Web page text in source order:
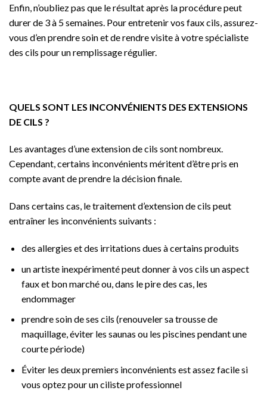
Enfin, n’oubliez pas que le résultat après la procédure peut
durer de 3 à 5 semaines. Pour entretenir vos faux cils, assurez-
vous d’en prendre soin et de rendre visite à votre spécialiste
des cils pour un remplissage régulier.
QUELS SONT LES INCONVÉNIENTS DES EXTENSIONS
DE CILS ?
Les avantages d’une extension de cils sont nombreux.
Cependant, certains inconvénients méritent d’être pris en
compte avant de prendre la décision finale.
Dans certains cas, le traitement d’extension de cils peut
entraîner les inconvénients suivants :
des allergies et des irritations dues à certains produits
un artiste inexpérimenté peut donner à vos cils un aspect
faux et bon marché ou, dans le pire des cas, les
endommager
prendre soin de ses cils (renouveler sa trousse de
maquillage, éviter les saunas ou les piscines pendant une
courte période)
Éviter les deux premiers inconvénients est assez facile si
vous optez pour un ciliste professionnel